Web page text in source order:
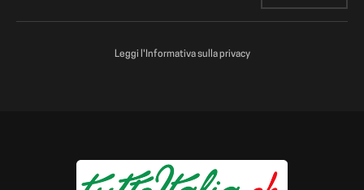
Leggi l'Informativa sulla privacy